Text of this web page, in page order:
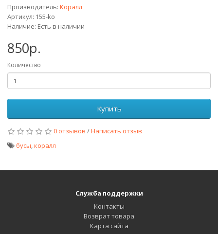
Производитель: Коралл
Артикул: 155-ko
Наличие: Есть в наличии
850р.
Количество
Купить
0 отзывов /Написать отзыв
бусы,коралл
Служба поддержки
Контакты
Возврат товара
Карта сайта